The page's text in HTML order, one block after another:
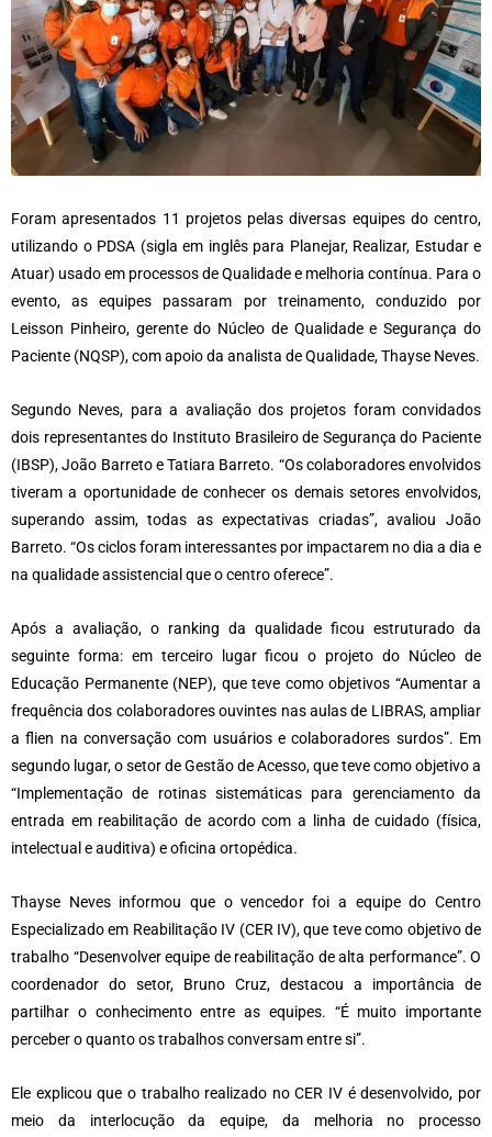
Foram apresentados 11 projetos pelas diversas equipes do centro,
utilizando o PDSA (sigla em inglês para Planejar, Realizar, Estudar e
Atuar) usado em processos de Qualidade e melhoria contínua. Para o
evento, as equipes passaram por treinamento, conduzido por
Leisson Pinheiro, gerente do Núcleo de Qualidade e Segurança do
Paciente (NQSP), com apoio da analista de Qualidade, Thayse Neves.
Segundo Neves, para a avaliação dos projetos foram convidados
dois representantes do Instituto Brasileiro de Segurança do Paciente
(IBSP), João Barreto e Tatiara Barreto. “Os colaboradores envolvidos
tiveram a oportunidade de conhecer os demais setores envolvidos,
superando assim, todas as expectativas criadas”, avaliou João
Barreto. “Os ciclos foram interessantes por impactarem no dia a dia e
na qualidade assistencial que o centro oferece”.
Após a avaliação, o ranking da qualidade ficou estruturado da
seguinte forma: em terceiro lugar ficou o projeto do Núcleo de
Educação Permanente (NEP), que teve como objetivos “Aumentar a
frequência dos colaboradores ouvintes nas aulas de LIBRAS, ampliar
a flien na conversação com usuários e colaboradores surdos”. Em
segundo lugar, o setor de Gestão de Acesso, que teve como objetivo a
“Implementação de rotinas sistemáticas para gerenciamento da
entrada em reabilitação de acordo com a linha de cuidado (física,
intelectual e auditiva) e oficina ortopédica.
Thayse Neves informou que o vencedor foi a equipe do Centro
Especializado em Reabilitação IV (CER IV), que teve como objetivo de
trabalho “Desenvolver equipe de reabilitação de alta performance”. O
coordenador do setor, Bruno Cruz, destacou a importância de
partilhar o conhecimento entre as equipes. “É muito importante
perceber o quanto os trabalhos conversam entre si”.
Ele explicou que o trabalho realizado no CER IV é desenvolvido, por
meio da interlocução da equipe, da melhoria no processo